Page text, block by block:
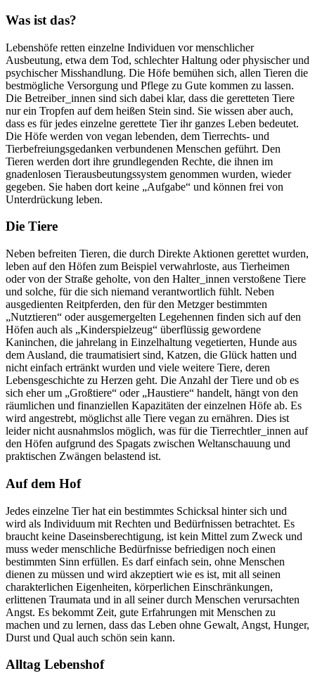
Was ist das?
Lebenshöfe retten einzelne Individuen vor menschlicher
Ausbeutung, etwa dem Tod, schlechter Haltung oder physischer und
psychischer Misshandlung. Die Höfe bemühen sich, allen Tieren die
bestmögliche Versorgung und Pflege zu Gute kommen zu lassen.
Die Betreiber_innen sind sich dabei klar, dass die geretteten Tiere
nur ein Tropfen auf dem heißen Stein sind. Sie wissen aber auch,
dass es für jedes einzelne gerettete Tier ihr ganzes Leben bedeutet.
Die Höfe werden von vegan lebenden, dem Tierrechts- und
Tierbefreiungsgedanken verbundenen Menschen geführt. Den
Tieren werden dort ihre grundlegenden Rechte, die ihnen im
gnadenlosen Tierausbeutungssystem genommen wurden, wieder
gegeben. Sie haben dort keine „Aufgabe“ und können frei von
Unterdrückung leben.
Die Tiere
Neben befreiten Tieren, die durch Direkte Aktionen gerettet wurden,
leben auf den Höfen zum Beispiel verwahrloste, aus Tierheimen
oder von der Straße geholte, von den Halter_innen verstoßene Tiere
und solche, für die sich niemand verantwortlich fühlt. Neben
ausgedienten Reitpferden, den für den Metzger bestimmten
„Nutztieren“ oder ausgemergelten Legehennen finden sich auf den
Höfen auch als „Kinderspielzeug“ überflüssig gewordene
Kaninchen, die jahrelang in Einzelhaltung vegetierten, Hunde aus
dem Ausland, die traumatisiert sind, Katzen, die Glück hatten und
nicht einfach ertränkt wurden und viele weitere Tiere, deren
Lebensgeschichte zu Herzen geht. Die Anzahl der Tiere und ob es
sich eher um „Großtiere“ oder „Haustiere“ handelt, hängt von den
räumlichen und finanziellen Kapazitäten der einzelnen Höfe ab. Es
wird angestrebt, möglichst alle Tiere vegan zu ernähren. Dies ist
leider nicht ausnahmslos möglich, was für die Tierrechtler_innen auf
den Höfen aufgrund des Spagats zwischen Weltanschauung und
praktischen Zwängen belastend ist.
Auf dem Hof
Jedes einzelne Tier hat ein bestimmtes Schicksal hinter sich und
wird als Individuum mit Rechten und Bedürfnissen betrachtet. Es
braucht keine Daseinsberechtigung, ist kein Mittel zum Zweck und
muss weder menschliche Bedürfnisse befriedigen noch einen
bestimmten Sinn erfüllen. Es darf einfach sein, ohne Menschen
dienen zu müssen und wird akzeptiert wie es ist, mit all seinen
charakterlichen Eigenheiten, körperlichen Einschränkungen,
erlittenen Traumata und in all seiner durch Menschen verursachten
Angst. Es bekommt Zeit, gute Erfahrungen mit Menschen zu
machen und zu lernen, dass das Leben ohne Gewalt, Angst, Hunger,
Durst und Qual auch schön sein kann.
Alltag Lebenshof